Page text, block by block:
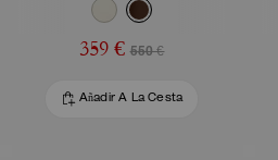
359 € 550 €
Añadir A La Cesta